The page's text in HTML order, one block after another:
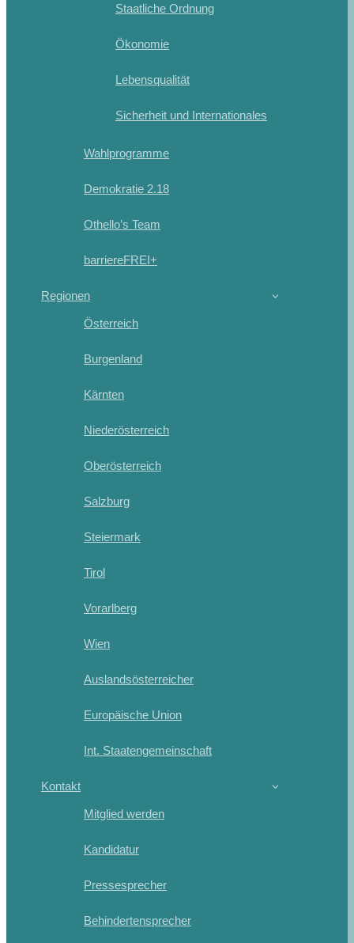
Staatliche Ordnung
Ökonomie
Lebensqualität
Sicherheit und Internationales
Wahlprogramme
Demokratie 2.18
Othello’s Team
barriereFREI+
Regionen
Österreich
Burgenland
Kärnten
Niederösterreich
Oberösterreich
Salzburg
Steiermark
Tirol
Vorarlberg
Wien
Auslandsösterreicher
Europäische Union
Int. Staatengemeinschaft
Kontakt
Mitglied werden
Kandidatur
Pressesprecher
Behindertensprecher